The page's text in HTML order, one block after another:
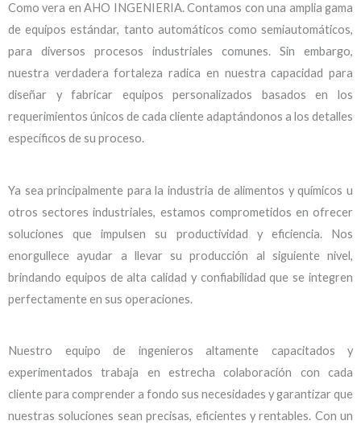
Como vera en AHO INGENIERIA. Contamos con una amplia gama
de equipos estándar, tanto automáticos como semiautomáticos,
para diversos procesos industriales comunes. Sin embargo,
nuestra verdadera fortaleza radica en nuestra capacidad para
diseñar y fabricar equipos personalizados basados en los
requerimientos únicos de cada cliente adaptándonos a los detalles
específicos de su proceso.
Ya sea principalmente para la industria de alimentos y químicos u
otros sectores industriales, estamos comprometidos en ofrecer
soluciones que impulsen su productividad y eficiencia. Nos
enorgullece ayudar a llevar su producción al siguiente nivel,
brindando equipos de alta calidad y confiabilidad que se integren
perfectamente en sus operaciones.
Nuestro equipo de ingenieros altamente capacitados y
experimentados trabaja en estrecha colaboración con cada
cliente para comprender a fondo sus necesidades y garantizar que
nuestras soluciones sean precisas, eficientes y rentables. Con un